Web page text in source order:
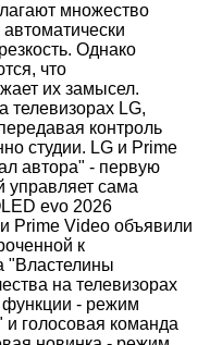
множество
Однако
что
их замысел.
LG,
контроль
студии. LG и Prime
автора" - первую
управляет сама
evo 2026
Prime Video объявили
к
"Властелины
на телевизорах
- режим
голосовая команда